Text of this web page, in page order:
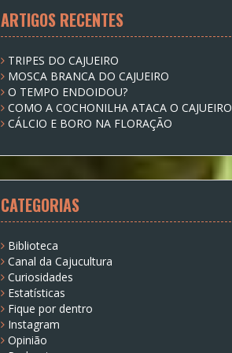
ARTIGOS RECENTES
TRIPES DO CAJUEIRO
MOSCA BRANCA DO CAJUEIRO
O TEMPO ENDOIDOU?
COMO A COCHONILHA ATACA O CAJUEIRO
CÁLCIO E BORO NA FLORAÇÃO
CATEGORIAS
Biblioteca
Canal da Cajucultura
Curiosidades
Estatísticas
Fique por dentro
Instagram
Opinião